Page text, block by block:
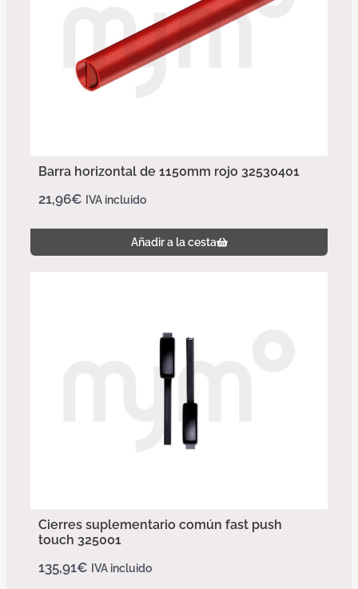
Barra horizontal de 1150mm rojo 32530401
21,96€ IVA incluido
Añadir a la cesta
Cierres suplementario común fast push
touch 325001
135,91€ IVA incluido